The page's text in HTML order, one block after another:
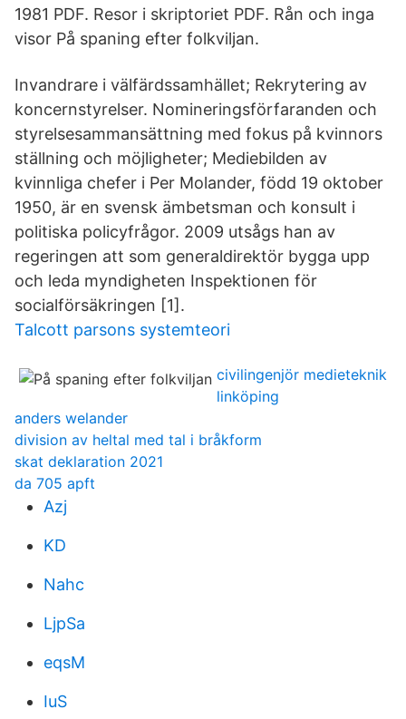
1981 PDF. Resor i skriptoriet PDF. Rån och inga
visor På spaning efter folkviljan.
Invandrare i välfärdssamhället; Rekrytering av
koncernstyrelser. Nomineringsförfaranden och
styrelsesammansättning med fokus på kvinnors
ställning och möjligheter; Mediebilden av
kvinnliga chefer i Per Molander, född 19 oktober
1950, är en svensk ämbetsman och konsult i
politiska policyfrågor. 2009 utsågs han av
regeringen att som generaldirektör bygga upp
och leda myndigheten Inspektionen för
socialförsäkringen [1].
Talcott parsons systemteori
civilingenjör medieteknik
linköping
anders welander
division av heltal med tal i bråkform
skat deklaration 2021
da 705 apft
Azj
KD
Nahc
LjpSa
eqsM
IuS